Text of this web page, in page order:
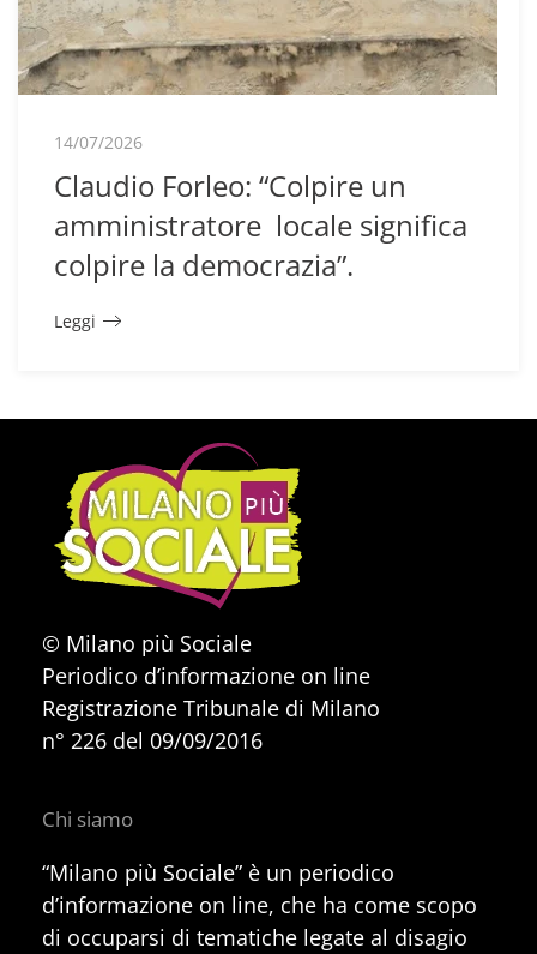
14/07/2026
Claudio Forleo: “Colpire un
amministratore locale significa
colpire la democrazia”.
Leggi
© Milano più Sociale
Periodico d’informazione on line
Registrazione Tribunale di Milano
n° 226 del 09/09/2016
Chi siamo
“Milano più Sociale” è un periodico
d’informazione on line, che ha come scopo
di occuparsi di tematiche legate al disagio